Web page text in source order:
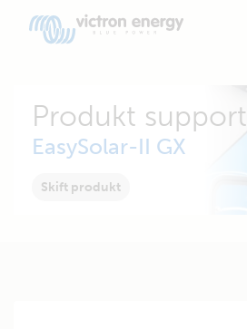
Produkt support
EasySolar-II GX
Skift produkt